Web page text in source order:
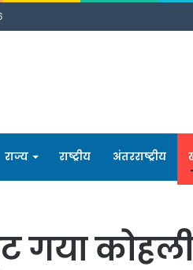
राज्य राष्ट्रीय अंतरराष्ट्रीय
गया